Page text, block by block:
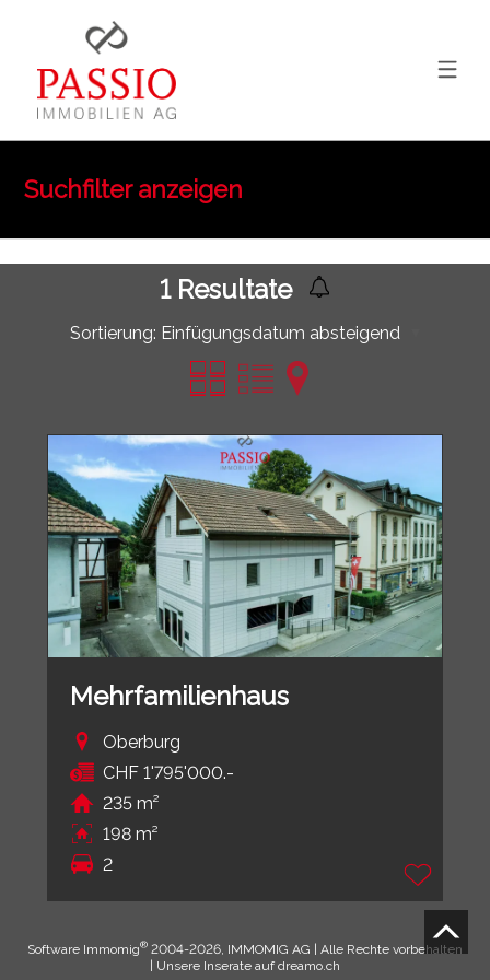
Suchfilter anzeigen
1Resultate
Sortierung: Einfügungsdatum absteigend
Mehrfamilienhaus
Oberburg
CHF 1'795'000.-
235 m²
198 m²
2
Software Immomig® 2004-2026, IMMOMIG AG | Alle Rechte vorbehalten
| Unsere Inserate auf dreamo.ch